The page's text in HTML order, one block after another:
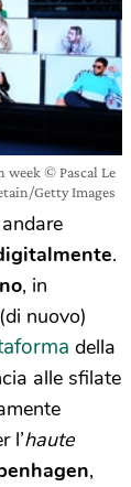
week © Pascal Le
Getty Images
.
, in
nuovo)
della
alle sfilate
l’haute
,